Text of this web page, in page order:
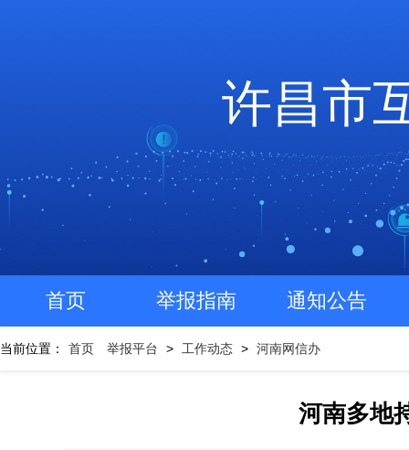
许昌市
首页 举报指南 通知公告
当前位置： 首页 举报平台 > 工作动态 > 河南网信办
河南多地